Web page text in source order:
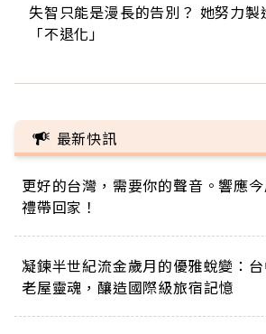
失智只能是漫長的告別？ 她努力製
「不退化」
來自剛果的巧克力神父 為台灣奉獻
的家，我連作夢都講台語！」
63歲卸矽谷副總、搬回台灣找快樂
丑」走進安養院，逗樂上萬爺奶：
104歲打破金氏世界紀錄 成為全球
手，分享長壽的秘密原來是「這個」
事業巔峰他選擇追夢…黑手阿伯拉
巨蛋！連CNN都大讚！
最新快訊
更好的台灣，需要你的聲音。響應
禮帶回家！
凝鍊半世紀流金歲月的優雅蛻變：
老屋靈魂，釀造國際級旅宿記憶